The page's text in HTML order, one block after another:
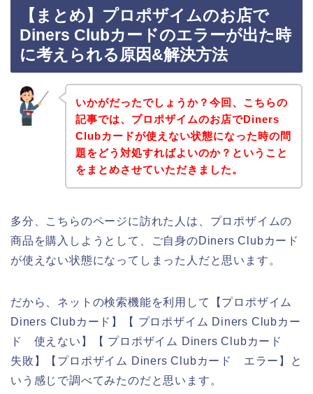
【まとめ】プロポザイムのお店で
Diners Clubカードのエラーが出た時
に考えられる原因&解決方法
いかがだったでしょうか？今回、こちらの
記事では、プロポザイムのお店でDiners
Clubカードが使えない状態になった時の問
題をどう対処すればよいのか？ということ
をまとめさせていただきました。
多分、こちらのページに訪れた人は、プロポザイムの
商品を購入しようとして、ご自身のDiners Clubカード
が使えない状態になってしまった人だと思います。
だから、ネットの検索機能を利用して【プロポザイム
Diners Clubカード】【 プロポザイム Diners Clubカー
ド 使えない】【 プロポザイム Diners Clubカード
失敗】【プロポザイム Diners Clubカード エラー】と
いう感じで調べてみたのだと思います。